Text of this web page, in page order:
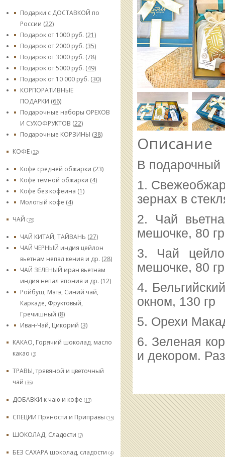
Подарки с ДОСТАВКОЙ по
России (22)
Подарок от 1000 руб. (21)
Подарок от 2000 руб. (35)
Подарок от 3000 руб. (78)
Подарок от 5000 руб. (49)
Подарок от 10 000 руб. (30)
КОРПОРАТИВНЫЕ
ПОДАРКИ (66)
Подарочные наборы ОРЕХОВ
И СУХОФРУКТОВ (22)
Подарочные КОРЗИНЫ (38)
КОФЕ (32)
Кофе средней обжарки (23)
Кофе темной обжарки (4)
Кофе без кофеина (1)
Молотый кофе (4)
ЧАЙ (78)
ЧАЙ КИТАЙ, ТАЙВАНЬ (27)
ЧАЙ ЧЕРНЫЙ индия цейлон
вьетнам непал кения и др. (28)
ЧАЙ ЗЕЛЕНЫЙ иран вьетнам
индия непал япония и др. (12)
Ройбуш, Матэ, Синий чай,
Каркаде, Фруктовый,
Гречишный (8)
Иван-Чай, Цикорий (3)
КАКАО, Горячий шоколад, масло
какао (3)
ТРАВЫ, трявяной и цветочный
чай (35)
ДОБАВКИ к чаю и кофе (17)
СПЕЦИИ Пряности и Приправы (15)
ШОКОЛАД, Сладости (7)
БЕЗ САХАРА шоколад, сладости (4)
Описание
В подарочный
1.
зернах в
2. Чай
мешочке, 80 гр
3. Чай
мешочке, 80 гр
4.
окном, 130 гр
5. Орехи
6. Зеленая
и декором.